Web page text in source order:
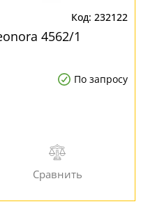
232122
4562/1
По запросу